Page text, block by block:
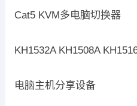
Cat5 KVM多电脑切换器
KH1532A KH1508A
电脑主机分享设备